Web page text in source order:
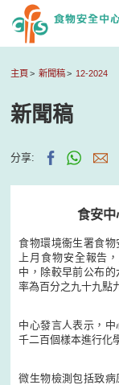
主頁 新聞稿 12-2024
新聞稿
分享:
食安中
食物環境衞生署食
上月食物安全報告
中，除較早前公布
率為百分之九十九點
中心發言人表示，
千二百個樣本進行化
微生物檢測包括致